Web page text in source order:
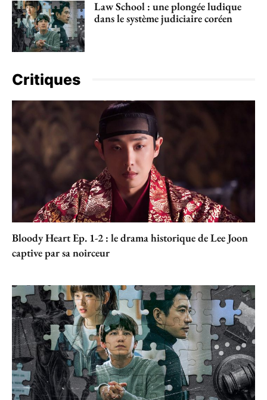
Law School : une plongée ludique
dans le système judiciaire coréen
Critiques
Bloody Heart Ep. 1-2 : le drama historique de Lee Joon
captive par sa noirceur